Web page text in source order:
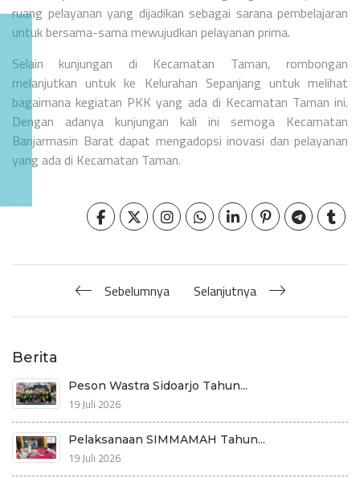
ruang pelayanan yang dijadikan sebagai sarana pembelajaran
untuk bersama-sama mewujudkan pelayanan prima.
Selain kunjungan di Kecamatan Taman, rombongan
melanjutkan untuk ke Kelurahan Sepanjang untuk melihat
bagaimana kegiatan PKK yang ada di Kecamatan Taman ini.
Dengan adanya kunjungan kali ini semoga Kecamatan
Banjarmasin Barat dapat mengadopsi inovasi dan pelayanan
yang ada di Kecamatan Taman.
Sebelumnya Selanjutnya
Berita
Peson Wastra Sidoarjo Tahun...
19 Juli 2026
Pelaksanaan SIMMAMAH Tahun...
19 Juli 2026